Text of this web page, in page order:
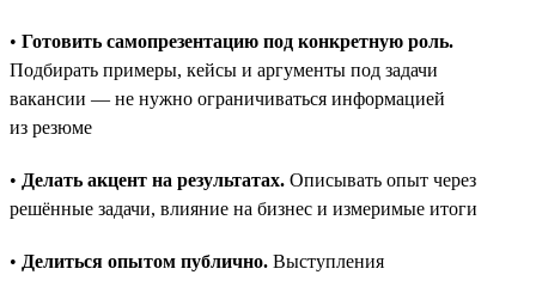
• Готовить самопрезентацию под конкретную роль.
Подбирать примеры, кейсы и аргументы под задачи
вакансии — не нужно ограничиваться информацией
из резюме
• Делать акцент на результатах. Описывать опыт через
решённые задачи, влияние на бизнес и измеримые итоги
• Делиться опытом публично. Выступления